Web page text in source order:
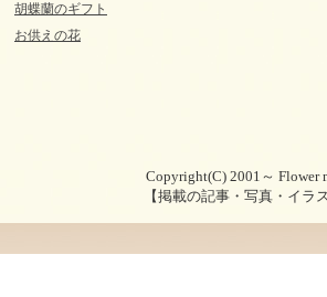
胡蝶蘭のギフト
お供えの花
Copyright(C) 2001～ Flower
【掲載の記事・写真・イ